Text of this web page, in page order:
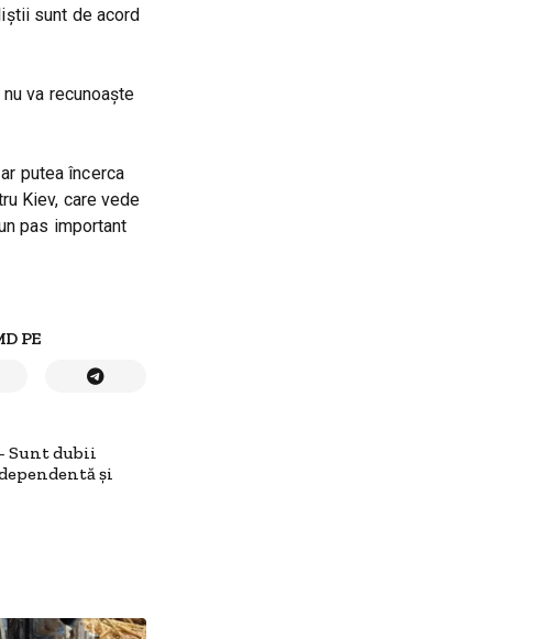
sunt de acord
va recunoaște
putea încerca
Kiev, care vede
pas important
PE
Sunt dubii
și